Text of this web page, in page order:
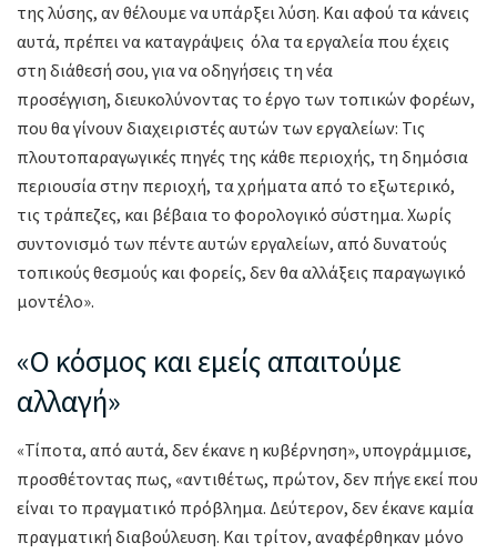
της λύσης, αν θέλουμε να υπάρξει λύση. Και αφού τα κάνεις
αυτά, πρέπει να καταγράψεις όλα τα εργαλεία που έχεις
στη διάθεσή σου, για να οδηγήσεις τη νέα
προσέγγιση, διευκολύνοντας το έργο των τοπικών φορέων,
που θα γίνουν διαχειριστές αυτών των εργαλείων: Τις
πλουτοπαραγωγικές πηγές της κάθε περιοχής, τη δημόσια
περιουσία στην περιοχή, τα χρήματα από το εξωτερικό,
τις τράπεζες, και βέβαια το φορολογικό σύστημα. Χωρίς
συντονισμό των πέντε αυτών εργαλείων, από δυνατούς
τοπικούς θεσμούς και φορείς, δεν θα αλλάξεις παραγωγικό
μοντέλο».
«Ο κόσμος και εμείς απαιτούμε
αλλαγή»
«Τίποτα, από αυτά, δεν έκανε η κυβέρνηση», υπογράμμισε,
προσθέτοντας πως, «αντιθέτως, πρώτον, δεν πήγε εκεί που
είναι το πραγματικό πρόβλημα. Δεύτερον, δεν έκανε καμία
πραγματική διαβούλευση. Και τρίτον, αναφέρθηκαν μόνο